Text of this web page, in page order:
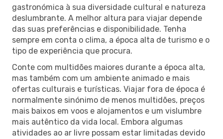
gastronómica à sua diversidade cultural e natureza
deslumbrante. A melhor altura para viajar depende
das suas preferências e disponibilidade. Tenha
sempre em conta o clima, a época alta de turismo e o
tipo de experiência que procura.
Conte com multidões maiores durante a época alta,
mas também com um ambiente animado e mais
ofertas culturais e turísticas. Viajar fora de época é
normalmente sinónimo de menos multidões, preços
mais baixos em voos e alojamentos e um vislumbre
mais autêntico da vida local. Embora algumas
atividades ao ar livre possam estar limitadas devido